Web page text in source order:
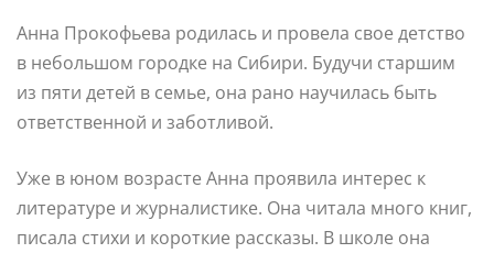
Анна Прокофьева родилась и провела свое детство
в небольшом городке на Сибири. Будучи старшим
из пяти детей в семье, она рано научилась быть
ответственной и заботливой.
Уже в юном возрасте Анна проявила интерес к
литературе и журналистике. Она читала много книг,
писала стихи и короткие рассказы. В школе она